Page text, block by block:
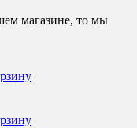
магазине, то мы